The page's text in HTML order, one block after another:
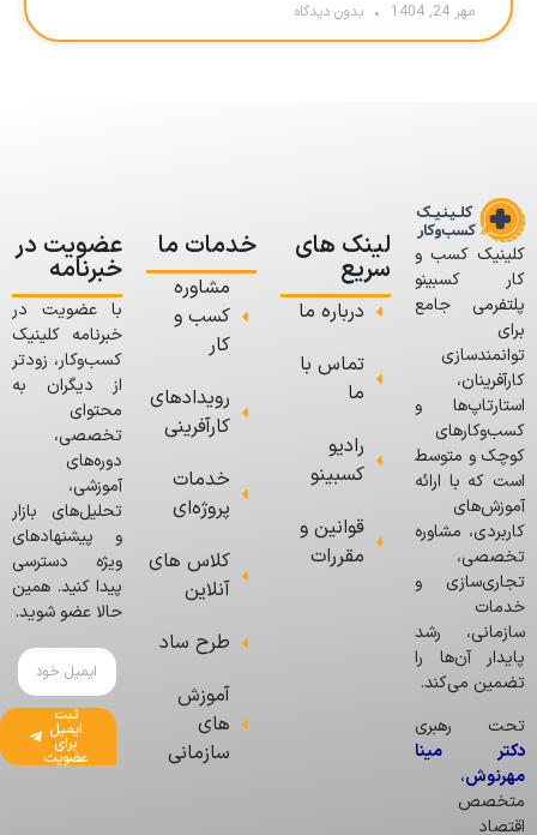
مهر 24, 1404 بدون دیدگاه
کلینیک کسب و
کار کسبینو
پلتفرمی جامع
برای
توانمندسازی
کارآفرینان،
استارتاپ‌ها و
کسب‌وکارهای
کوچک و متوسط
است که با ارائه
آموزش‌های
کاربردی، مشاوره
تخصصی،
تجاری‌سازی و
خدمات
سازمانی، رشد
پایدار آن‌ها را
تضمین می‌کند.
تحت رهبری
دکتر مینا
مهرنوش،
متخصص
اقتصاد
لینک های
سریع
درباره ما
تماس با
ما
رادیو
کسبینو
قوانین و
مقررات
خدمات ما
مشاوره
کسب و
کار
رویدادهای
کارآفرینی
خدمات
پروژه‌ای
کلاس های
آنلاین
طرح ساد
آموزش
های
سازمانی
عضویت در
خبرنامه
با عضویت در
خبرنامه کلینیک
کسب‌وکار، زودتر
از دیگران به
محتوای
تخصصی،
دوره‌های
آموزشی،
تحلیل‌های بازار
و پیشنهادهای
ویژه دسترسی
پیدا کنید. همین
حالا عضو شوید.
ثبت
ایمیل
برای
عضویت